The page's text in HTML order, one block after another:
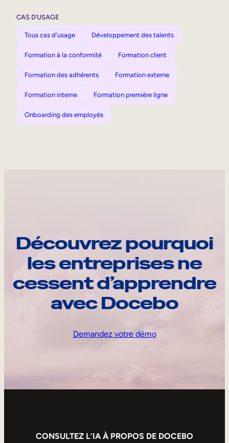
CAS D’USAGE
Tous cas d'usage Développement des talents
Formation à la conformité Formation client
Formation des adhérents Formation externe
Formation interne Formation première ligne
Onboarding des employés
Découvrez pourquoi
les entreprises ne
cessent d’apprendre
avec Docebo
Demandez votre démo
CONSULTEZ L’IA À PROPOS DE DOCEBO